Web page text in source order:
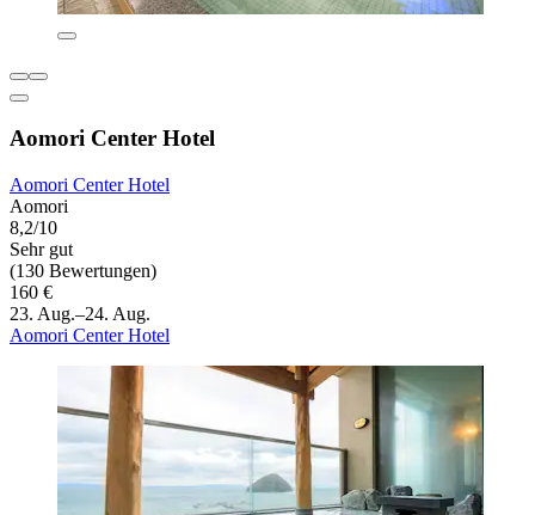
Aomori Center Hotel
Aomori Center Hotel
Aomori
8,2/10
Sehr gut
(130 Bewertungen)
160 €
23. Aug.–24. Aug.
Aomori Center Hotel